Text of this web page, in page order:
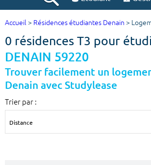
Votre recherche
Ville, école
Accueil > Résidences étudiantes Denain >
0 résidences T3 pour
DENAIN 59220
Trouver facilement un
Denain avec Studylease
Trier par :